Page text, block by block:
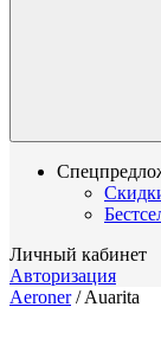
Личный кабинет
Авторизация
Aeroner/Auarita